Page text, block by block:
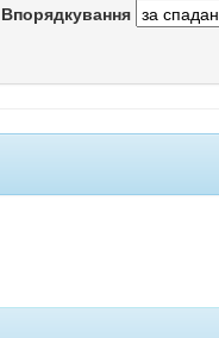
Впорядкування